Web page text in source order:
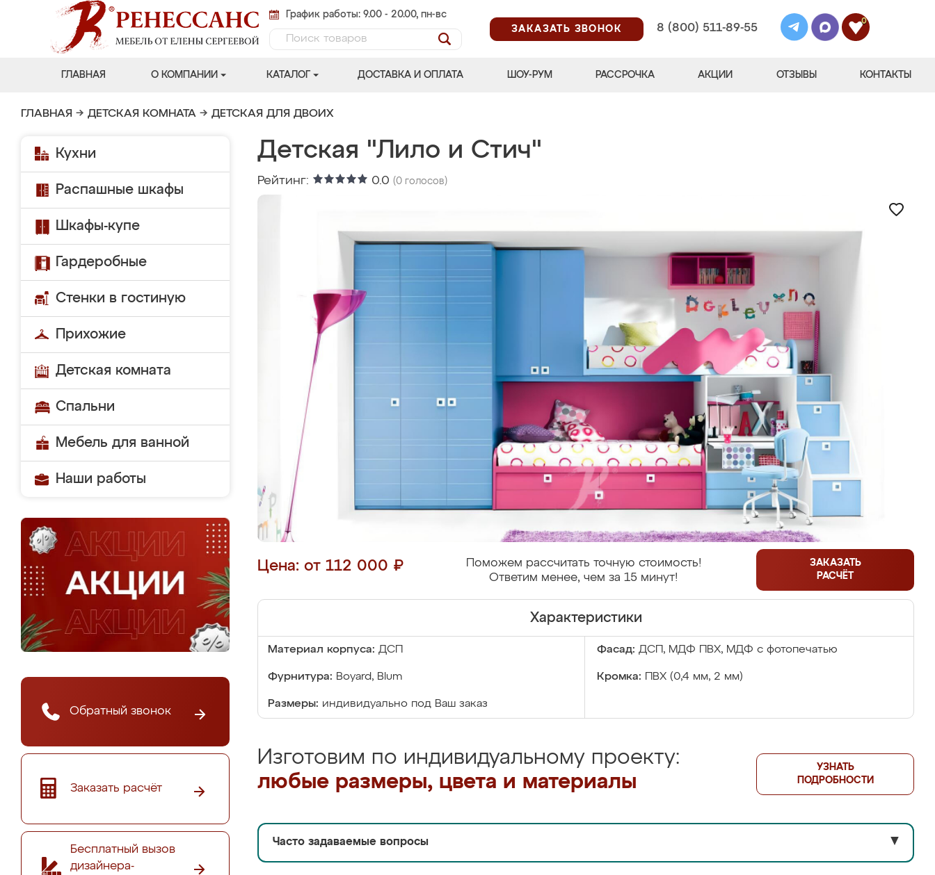
График работы: 9.00 - 20.00, пн-вс
ЗАКАЗАТЬ ЗВОНОК
8 (800) 511-89-55
0
ГЛАВНАЯ О КОМПАНИИ КАТАЛОГ ДОСТАВКА И ОПЛАТА ШОУ-РУМ РАССРОЧКА АКЦИИ ОТЗЫВЫ КОНТАКТЫ
ГЛАВНАЯ → ДЕТСКАЯ КОМНАТА → ДЕТСКАЯ ДЛЯ ДВОИХ
Кухни
Распашные шкафы
Шкафы-купе
Гардеробные
Стенки в гостиную
Прихожие
Детская комната
Спальни
Мебель для ванной
Наши работы
Обратный звонок
Заказать расчёт
Бесплатный вызов
дизайнера-
Детская "Лило и Стич"
Рейтинг: 0.0 (0 голосов)
Цена: от 112 000 ₽
Поможем рассчитать точную стоимость!
Ответим менее, чем за 15 минут!
ЗАКАЗАТЬ
РАСЧЁТ
Характеристики
Материал корпуса: ДСП Фасад: ДСП, МДФ ПВХ, МДФ с фотопечатью
Фурнитура: Boyard, Blum Кромка: ПВХ (0,4 мм, 2 мм)
Размеры: индивидуально под Ваш заказ
Изготовим по индивидуальному проекту:
любые размеры, цвета и материалы
УЗНАТЬ
ПОДРОБНОСТИ
Часто задаваемые вопросы ▼